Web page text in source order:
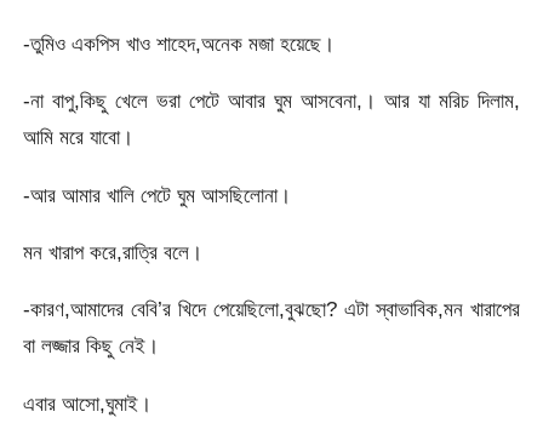
-তুমিও একপিস খাও শাহেদ,অনেক মজা হয়েছে।
-না বাপু,কিছু খেলে ভরা পেটে আবার ঘুম আসবেনা,। আর যা মরিচ দিলাম,
আমি মরে যাবো।
-আর আমার খালি পেটে ঘুম আসছিলোনা।
মন খারাপ করে,রাত্রি বলে।
-কারণ,আমাদের বেবি’র খিদে পেয়েছিলো,বুঝছো? এটা স্বাভাবিক,মন খারাপের
বা লজ্জার কিছু নেই।
এবার আসো,ঘুমাই।